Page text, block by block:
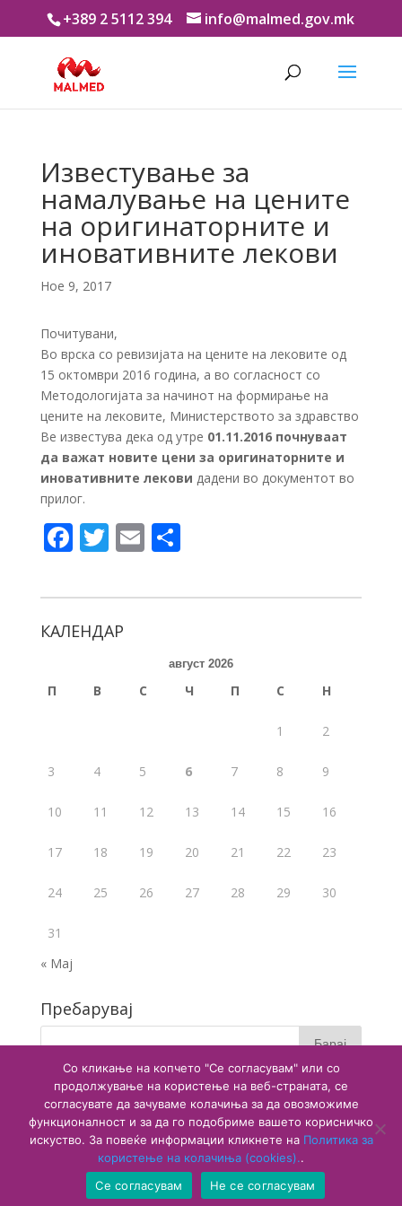
+389 2 5112 394 info@malmed.gov.mk
Известување за
намалување на цените
на оригинаторните и
иновативните лекови
Ное 9, 2017
Почитувани,
Во врска со ревизијата на цените на лековите од
15 октомври 2016 година, а во согласност со
Методологијата за начинот на формирање на
цените на лековите, Министерството за здравство
Ве известува дека од утре 01.11.2016 почнуваат
да важат новите цени за оригинаторните и
иновативните лекови дадени во документот во
прилог.
F
e
b
T
itt
er
E
ai
S
ar
КАЛЕНДАР
август 2026
П В С Ч П С Н
1 2
3 4 5 6 7 8 9
10 11 12 13 14 15 16
17 18 19 20 21 22 23
24 25 26 27 28 29 30
31
« Мај
Пребарувај
Copyright © 2020 Агенција за лекови и медицински
средства. Сите права се заштитени.
Со кликање на копчето "Се согласувам" или со
продолжување на користење на веб-страната, се
согласувате да зачуваме колачиња за да овозможиме
функционалност и за да го подобриме вашето корисничко
искуство. За повеќе информации кликнете на Политика за
користење на колачиња (cookies)..
Се согласувам
Не се согласувам